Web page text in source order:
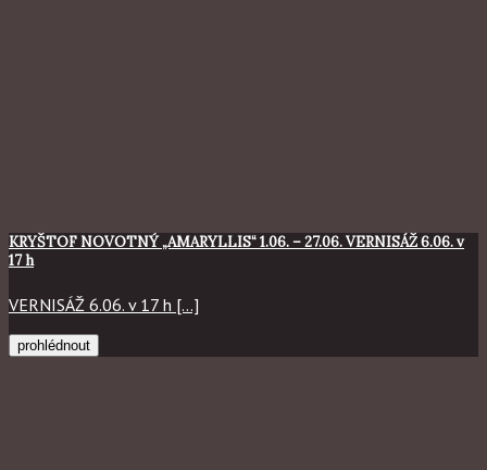
KRYŠTOF NOVOTNÝ „AMARYLLIS“ 1.06. – 27.06. VERNISÁŽ 6.06. v
17 h
VERNISÁŽ 6.06. v 17 h [...]
prohlédnout